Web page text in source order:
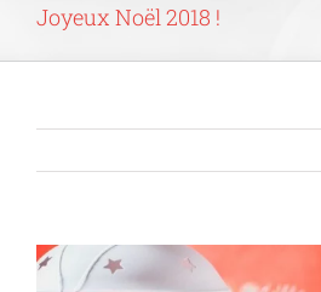
Joyeux Noël 2018 !
Voir
l'image